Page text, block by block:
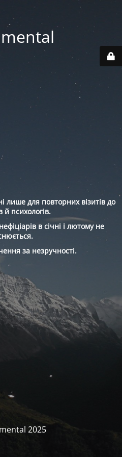
лише для повторних візитів до
й психологів.
в січні і лютому не
за незручності.
2025